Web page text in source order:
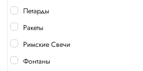
Петарды
Ракеты
Римские Свечи
Фонтаны